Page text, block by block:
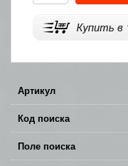
Артикул
Код поиска
Поле поиска